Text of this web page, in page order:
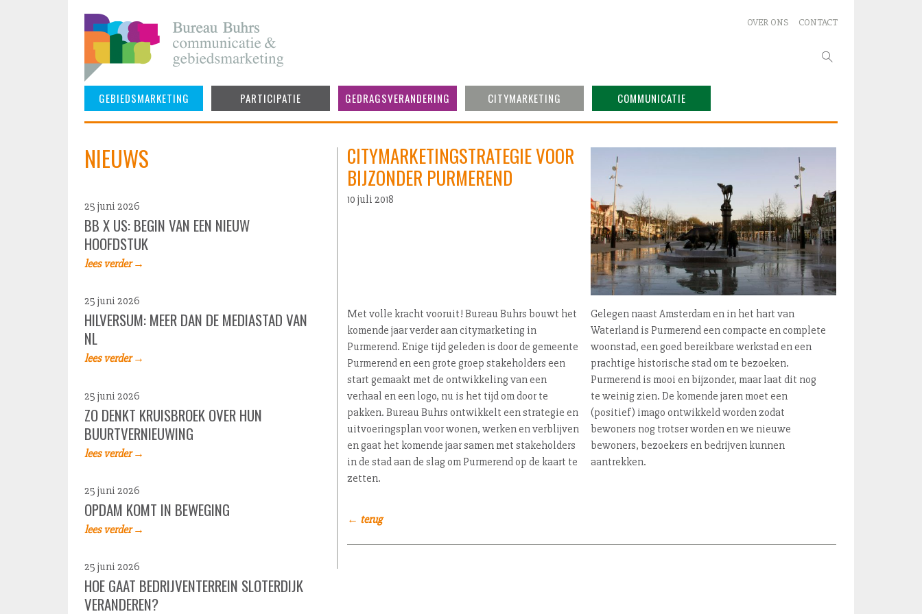
Skip
to
content
OVER ONS CONTACT
GEBIEDSMARKETING PARTICIPATIE GEDRAGSVERANDERING CITYMARKETING COMMUNICATIE
NIEUWS
25 juni 2026
BB X US: BEGIN VAN EEN NIEUW
HOOFDSTUK
lees verder →
25 juni 2026
HILVERSUM: MEER DAN DE MEDIASTAD VAN
NL
lees verder →
25 juni 2026
ZO DENKT KRUISBROEK OVER HUN
BUURTVERNIEUWING
lees verder →
25 juni 2026
OPDAM KOMT IN BEWEGING
lees verder →
25 juni 2026
HOE GAAT BEDRIJVENTERREIN SLOTERDIJK
VERANDEREN?
CITYMARKETINGSTRATEGIE VOOR
BIJZONDER PURMEREND
10 juli 2018
Met volle kracht vooruit! Bureau Buhrs bouwt het
komende jaar verder aan ci­ty­mar­ke­ting in
Purmerend. Enige tijd geleden is door de gemeente
Purmerend en een grote groep sta­ke­hol­ders een
start gemaakt met de ont­wik­ke­ling van een
verhaal en een logo, nu is het tijd om door te
pakken. Bureau Buhrs ontwikkelt een strategie en
uit­voe­rings­plan voor wonen, werken en verblijven
en gaat het komende jaar samen met sta­ke­hol­ders
in de stad aan de slag om Purmerend op de kaart te
zetten.
Gelegen naast Amsterdam en in het hart van
Waterland is Purmerend een compacte en complete
woonstad, een goed bereikbare werkstad en een
prachtige historische stad om te bezoeken.
Purmerend is mooi en bijzonder, maar laat dit nog
te weinig zien. De komende jaren moet een
(positief) imago ontwikkeld worden zodat
bewoners nog trotser worden en we nieuwe
bewoners, bezoekers en bedrijven kunnen
aantrekken.
← terug